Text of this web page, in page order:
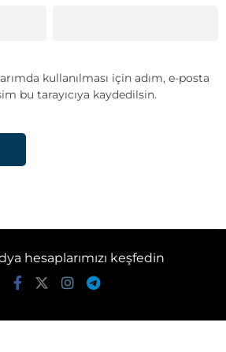
kullanılması için adım, e-posta
bu tarayıcıya kaydedilsin.
hesaplarımızı keşfedin